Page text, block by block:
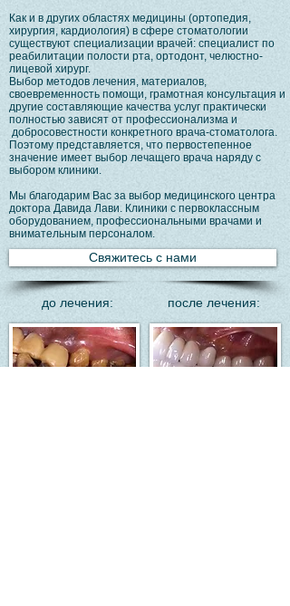
Как и в других областях медицины (ортопедия,
хирургия, кардиология) в сфере стоматологии
существуют специализации врачей: специалист по
реабилитации полости рта, ортодонт, челюстно-
лицевой хирург.
Выбор методов лечения, материалов,
своевременность помощи, грамотная консультация и
другие составляющие качества услуг практически
полностью зависят от профессионализма и
добросовестности конкретного врача-стоматолога.
Поэтому представляется, что первостепенное
значение имеет выбор лечащего врача наряду с
выбором клиники.
Мы благодарим Вас за выбор медицинского центра
доктора Давида Лави. Клиники с первоклассным
оборудованием, профессиональными врачами и
внимательным персоналом.
Свяжитесь с нами
:до лечения :после лечения